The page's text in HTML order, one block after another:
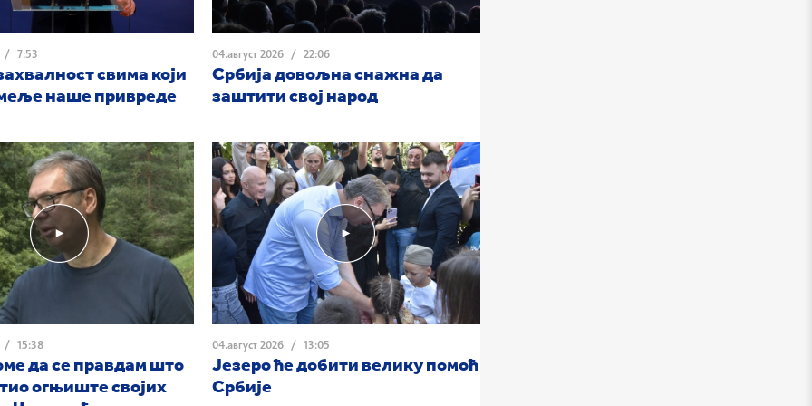
/ 7:53
свима који
наше привреде
04.август 2026 / 22:06
Србија довољна снажна да
заштити свој народ
/ 15:38
да се правдам што
огњиште својих
04.август 2026 / 13:05
Језеро ће добити велику помоћ
Србије